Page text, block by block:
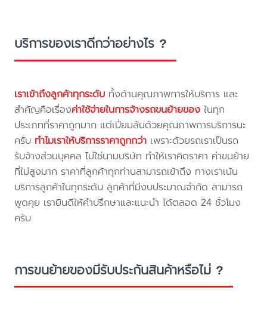
บริการของเราดีกว่าอย่างไร ?
เราเข้าถึงลูกค้าทุกระดับ ทั้งด้านคุณภาพการให้บริการ และ
สำคัญคือเรื่องค่าใช้จ่ายในการจ้างรถขนย้ายของ ในทุก
ประเภทที่ราคาถูกมาก แต่เปี่ยมล้นด้วยคุณภาพการบริการนะ
ครับ ทำไมเราให้บริการราคาถูกกว่า เพราะด้วยรถเราเป็นรถ
รับจ้างส่วนบุคคล ไม่ใช่นามบริษัท ทำให้เราคิดราคา ค่าขนย้าย
ที่ไม่สูงมาก ราคาที่ลูกค้าทุกท่านสามารถเข้าถึง ทางเราเน้น
บริการลูกค้าในทุกระดับ ลูกค้าที่มีงบประมาณจำกัด สามารถ
พูดคุย เรายินดีให้คำปรึกษาและแนะนำ ได้ตลอด 24 ชั่วโมง
ครับ
การขนย้ายของมีรับประกันสินค้าหรือไม่ ?